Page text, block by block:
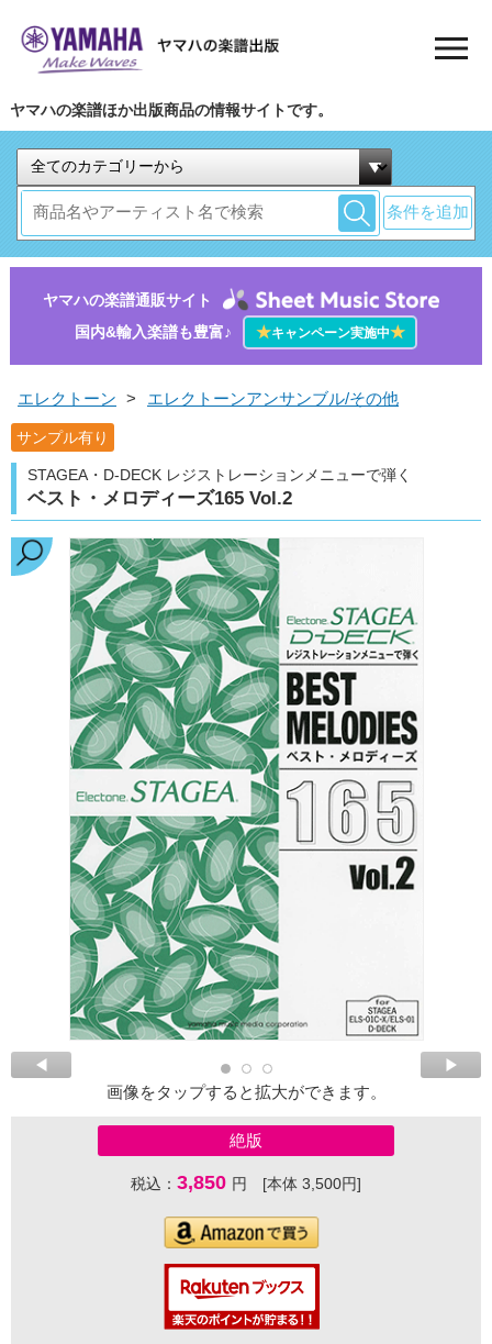
ヤマハの楽譜ほか出版商品の情報サイトです。
条件を追加
ヤマハの楽譜通販サイト
国内&輸入楽譜も豊富♪
★キャンペーン実施中★
エレクトーン > エレクトーンアンサンブル/その他
サンプル有り
STAGEA・D-DECK レジストレーションメニューで弾く
ベスト・メロディーズ165 Vol.2
画像をタップすると拡大ができます。
絶版
税込： 3,850 円 [本体 3,500円]